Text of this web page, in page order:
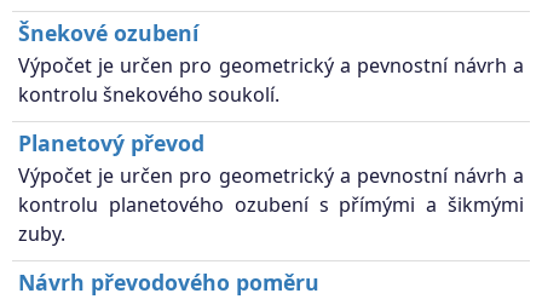
Šnekové ozubení
Výpočet je určen pro geometrický a pevnostní návrh a
kontrolu šnekového soukolí.
Planetový převod
Výpočet je určen pro geometrický a pevnostní návrh a
kontrolu planetového ozubení s přímými a šikmými
zuby.
Návrh převodového poměru